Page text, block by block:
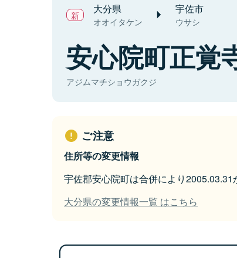
大分県
オオイタケン
宇佐市
ウサシ
安心院町正覚
アジムマチショウガクジ
ご注意
住所等の変更情報
宇佐郡安心院町は合併により2005.03.31
大分県の変更情報一覧 はこちら